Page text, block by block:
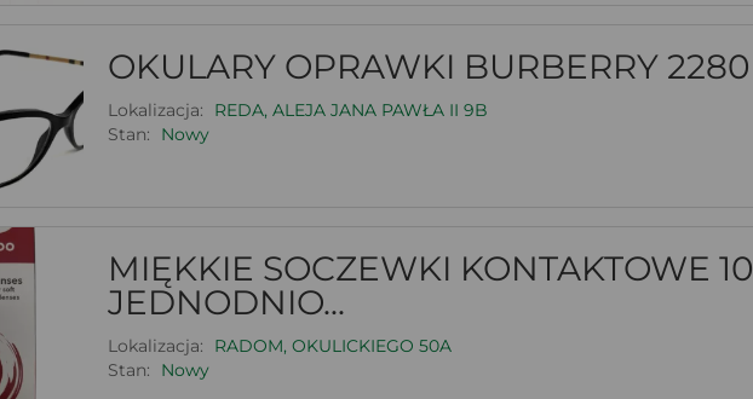
OKULARY OPRAWKI BURBERRY 2280
Lokalizacja:
REDA, ALEJA JANA PAWŁA II 9B
Stan:
Nowy
MIĘKKIE SOCZEWKI KONTAKTOWE 10
JEDNODNIO...
Lokalizacja:
RADOM, OKULICKIEGO 50A
Stan:
Nowy